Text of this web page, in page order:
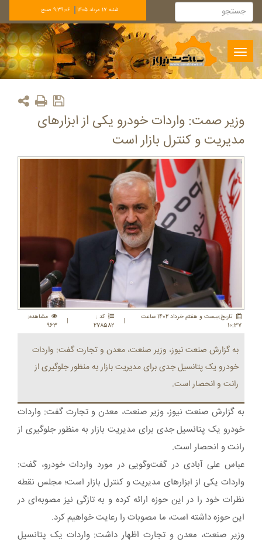
شنبه 17 مرداد 1405 9:39:06 صبح
Toggle
navigation
وزیر صمت: واردات خودرو یکی از ابزارهای
مدیریت و کنترل بازار است
تاريخ:بيست و هفتم خرداد 1402 ساعت
10:37
|
کد :
278582
|
مشاهده:
963
به گزارش صنعت نیوز، وزیر صنعت، معدن و تجارت گفت: واردات
خودرو یک پتانسیل جدی برای مدیریت بازار به منظور جلوگیری از
رانت و انحصار است.
به گزارش صنعت نیوز، وزیر صنعت، معدن و تجارت گفت: واردات
خودرو یک پتانسیل جدی برای مدیریت بازار به منظور جلوگیری از
رانت و انحصار است.
عباس علی آبادی در گفت‌وگویی در مورد واردات خودرو، گفت:
واردات یکی از ابزارهای مدیریت و کنترل بازار است؛ مجلس نقطه
نظرات خود را در این حوزه ارائه کرده و به تازگی نیز مصوبه‌ای در
این حوزه داشته است، ما مصوبات را رعایت خواهیم کرد.
وزیر صنعت، معدن و تجارت اظهار داشت: واردات یک پتانسیل